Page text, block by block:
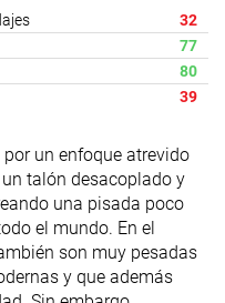
32
77
80
39
un enfoque atrevido
talón desacoplado y
una pisada poco
el mundo. En el
son muy pesadas
y que además